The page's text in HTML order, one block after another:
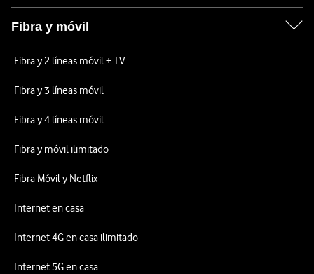
Fibra y móvil
Fibra y 2 líneas móvil + TV
Fibra y 3 líneas móvil
Fibra y 4 líneas móvil
Fibra y móvil ilimitado
Fibra Móvil y Netflix
Internet en casa
Internet 4G en casa ilimitado
Internet 5G en casa